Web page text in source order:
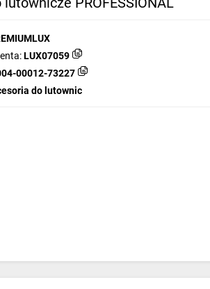
LUX07059
00012-73227
do lutownic